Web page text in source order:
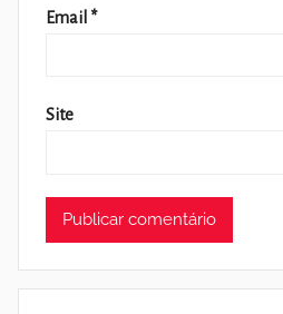
Email *
Site